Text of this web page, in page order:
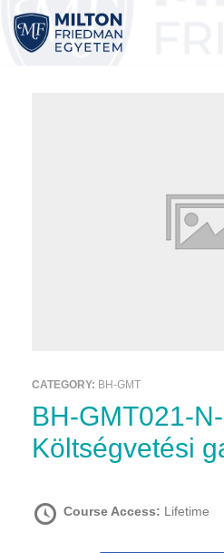
Skip
CATEGORY: BH-GMT
BH-GMT021-N-EA:
Költségvetési
Course Access: Lifetime